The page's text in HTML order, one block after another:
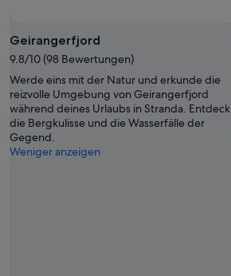
Geirangerfjord
9.8/10 (98 Bewertungen)
Werde eins mit der Natur und erkunde die
reizvolle Umgebung von Geirangerfjord
während deines Urlaubs in Stranda. Entdeck
die Bergkulisse und die Wasserfälle der
Gegend.
Weniger anzeigen